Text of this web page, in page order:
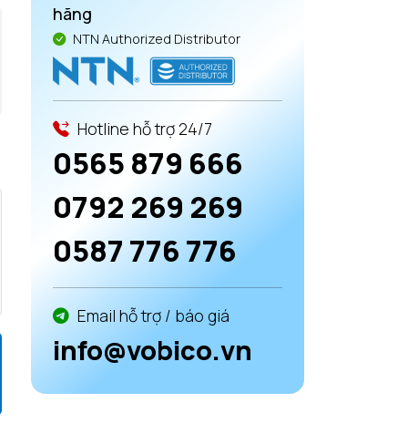
hãng
NTN Authorized Distributor
Hotline hỗ trợ 24/7
0565 879 666
0792 269 269
0587 776 776
Email hỗ trợ / báo giá
info@vobico.vn